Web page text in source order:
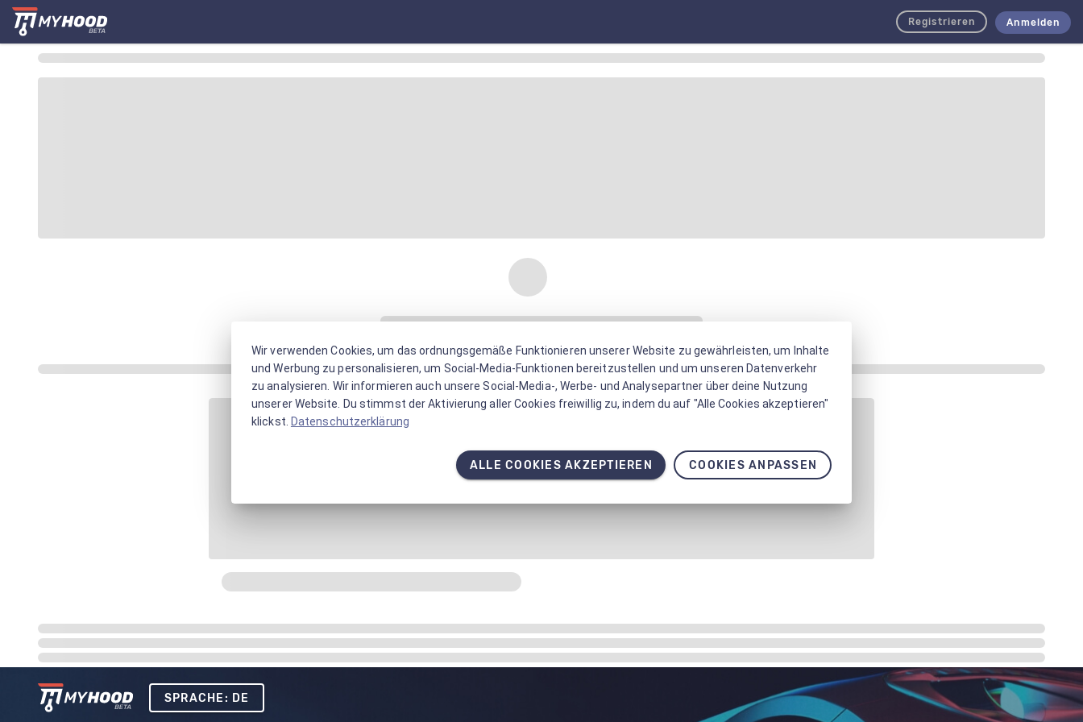
Registrieren Anmelden
SPRACHE: DE
Wir verwenden Cookies, um das ordnungsgemäße Funktionieren unserer Website zu gewährleisten, um Inhalte
und Werbung zu personalisieren, um Social-Media-Funktionen bereitzustellen und um unseren Datenverkehr
zu analysieren. Wir informieren auch unsere Social-Media-, Werbe- und Analysepartner über deine Nutzung
unserer Website. Du stimmst der Aktivierung aller Cookies freiwillig zu, indem du auf "Alle Cookies akzeptieren"
klickst. Datenschutzerklärung
ALLE COOKIES AKZEPTIEREN COOKIES ANPASSEN